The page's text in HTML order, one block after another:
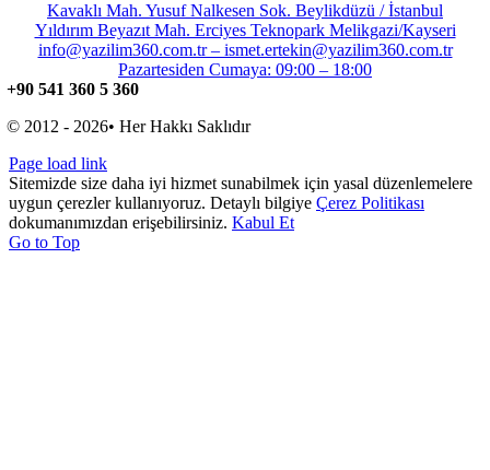
Kavaklı Mah. Yusuf Nalkesen Sok. Beylikdüzü / İstanbul
Yıldırım Beyazıt Mah. Erciyes Teknopark Melikgazi/Kayseri
info@yazilim360.com.tr – ismet.ertekin@yazilim360.com.tr
Pazartesiden Cumaya: 09:00 – 18:00
+90 541 360 5 360
© 2012 - 2026• Her Hakkı Saklıdır
Page load link
Sitemizde size daha iyi hizmet sunabilmek için yasal düzenlemelere
uygun çerezler kullanıyoruz. Detaylı bilgiye Çerez Politikası
dokumanımızdan erişebilirsiniz. Kabul Et
Go to Top